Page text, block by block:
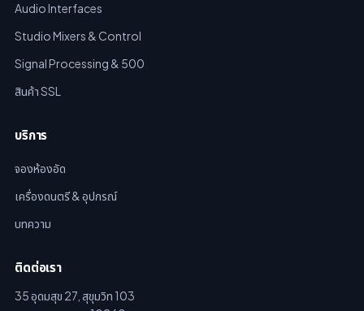
Audio Interfaces
Studio Mixers & Control
Signal Processing & 500
สินค้า SSL
บริการ
จองห้องอัด
เครื่องดนตรี & อุปกรณ์
บทความ
ติดต่อเรา
35 อุดมสุข 27, สุขุมวิท 103